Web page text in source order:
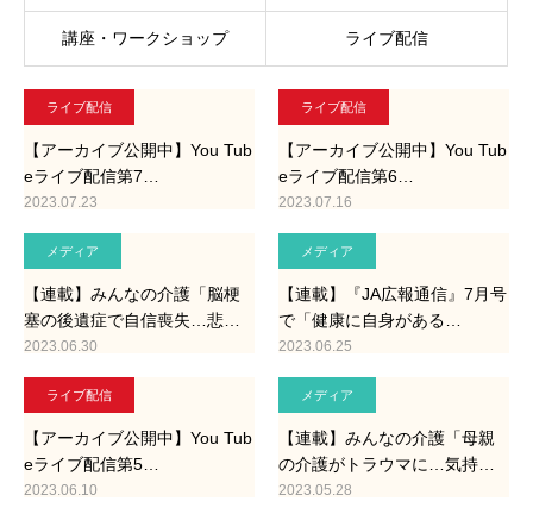
講座・ワークショップ ライブ配信
ライブ配信
【アーカイブ公開中】You Tub
eライブ配信第7…
2023.07.23
ライブ配信
【アーカイブ公開中】You Tub
eライブ配信第6…
2023.07.16
メディア
【連載】みんなの介護「脳梗
塞の後遺症で自信喪失…悲…
2023.06.30
メディア
【連載】『JA広報通信』7月号
で「健康に自身がある…
2023.06.25
ライブ配信
【アーカイブ公開中】You Tub
eライブ配信第5…
2023.06.10
メディア
【連載】みんなの介護「母親
の介護がトラウマに…気持…
2023.05.28